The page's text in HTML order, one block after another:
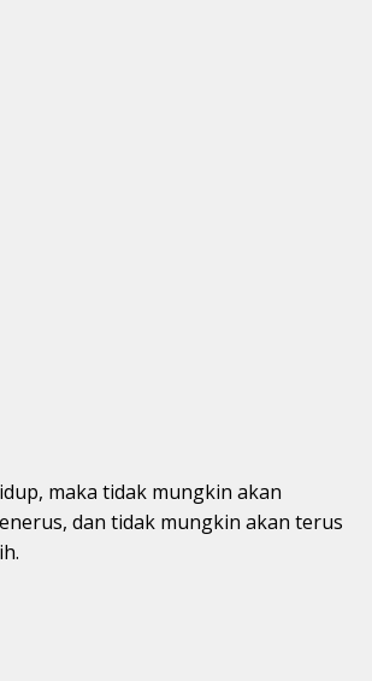
maka tidak mungkin akan
dan tidak mungkin akan terus